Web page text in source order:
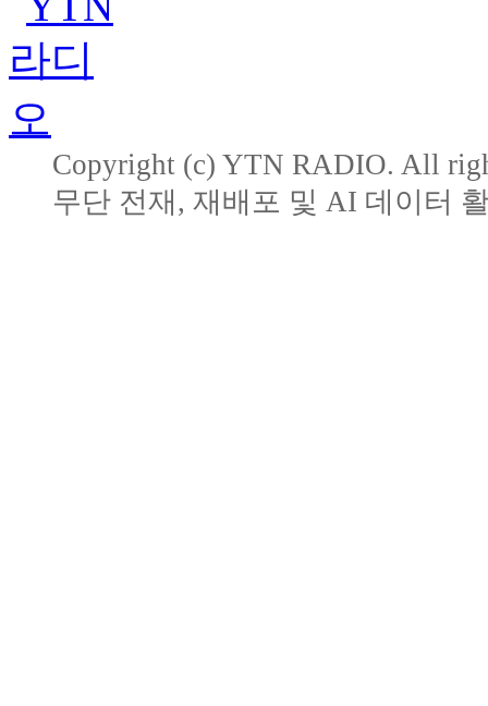
Copyright (c) YTN RADIO. All
무단 전재, 재배포 및 AI 데이터